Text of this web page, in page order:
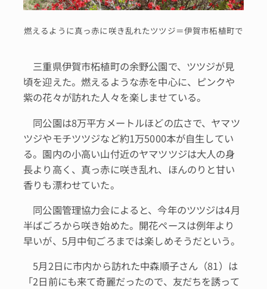
燃えるように真っ赤に咲き乱れたツツジ＝伊賀市柘植町で
三重県伊賀市柘植町の余野公園で、ツツジが見
頃を迎えた。燃えるような赤を中心に、ピンクや
紫の花々が訪れた人々を楽しませている。
同公園は8万平方メートルほどの広さで、ヤマツ
ツジやモチツツジなど約1万5000本が自生してい
る。園内の小高い山付近のヤマツツジは大人の身
長より高く、真っ赤に咲き乱れ、ほんのりと甘い
香りも漂わせていた。
同公園管理協力会によると、今年のツツジは4月
半ばごろから咲き始めた。開花ペースは例年より
早いが、5月中旬ごろまでは楽しめそうだという。
5月2日に市内から訪れた中森順子さん（81）は
「2日前にも来て奇麗だったので、友だちを誘って